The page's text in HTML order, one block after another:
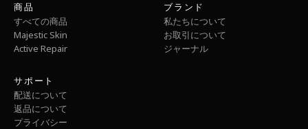
商品
すべての商品
Majestic Skin
Active Repair
ブランド
私たちについて
お取引について
ジャーナル
サポート
配送について
返品について
プライバシー